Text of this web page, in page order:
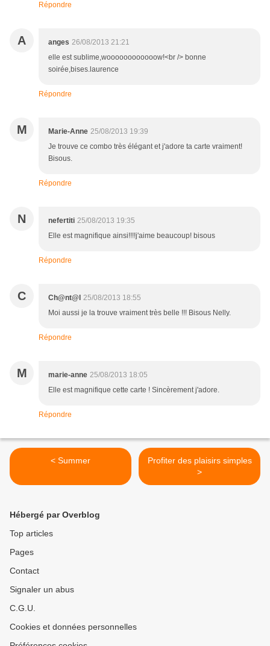
Répondre
A anges 26/08/2013 21:21
elle est sublime,woooooooooooow!<br /> bonne
soirée,bises.laurence
Répondre
M Marie-Anne 25/08/2013 19:39
Je trouve ce combo très élégant et j'adore ta carte vraiment!
Bisous.
Répondre
N nefertiti 25/08/2013 19:35
Elle est magnifique ainsi!!!!j'aime beaucoup! bisous
Répondre
C Ch@nt@l 25/08/2013 18:55
Moi aussi je la trouve vraiment très belle !!! Bisous Nelly.
Répondre
M marie-anne 25/08/2013 18:05
Elle est magnifique cette carte ! Sincèrement j'adore.
Répondre
< Summer
Profiter des plaisirs simples
>
Hébergé par Overblog
Top articles
Pages
Contact
Signaler un abus
C.G.U.
Cookies et données personnelles